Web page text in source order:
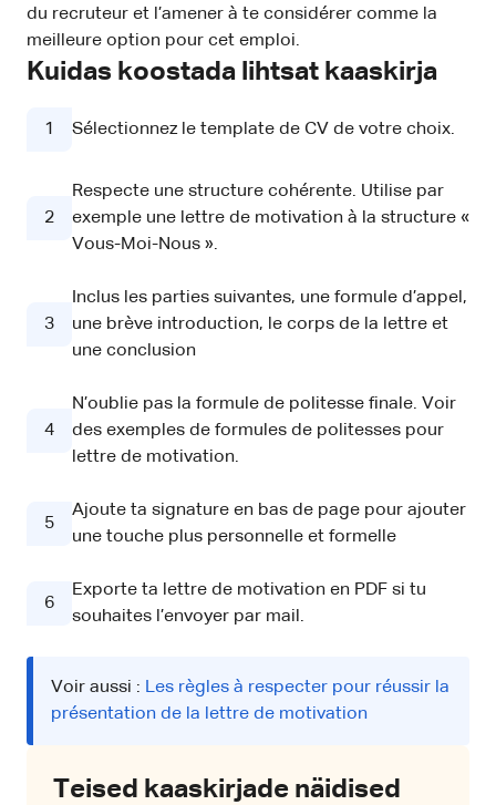
du recruteur et l’amener à te considérer comme la
meilleure option pour cet emploi.
Kuidas koostada lihtsat kaaskirja
1 Sélectionnez le template de CV de votre choix.
2
Respecte une structure cohérente. Utilise par
exemple une lettre de motivation à la structure «
Vous-Moi-Nous ».
3
Inclus les parties suivantes, une formule d’appel,
une brève introduction, le corps de la lettre et
une conclusion
4
N’oublie pas la formule de politesse finale. Voir
des exemples de formules de politesses pour
lettre de motivation.
5
Ajoute ta signature en bas de page pour ajouter
une touche plus personnelle et formelle
6
Exporte ta lettre de motivation en PDF si tu
souhaites l’envoyer par mail.
Voir aussi : Les règles à respecter pour réussir la
présentation de la lettre de motivation
Teised kaaskirjade näidised